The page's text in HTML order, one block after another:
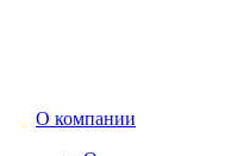
О компании